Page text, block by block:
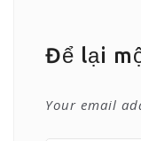
Để lại
Your email